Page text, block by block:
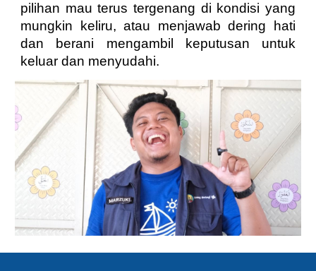
pilihan mau terus tergenang di kondisi yang
mungkin keliru, atau menjawab dering hati
dan berani mengambil keputusan untuk
keluar dan menyudahi.